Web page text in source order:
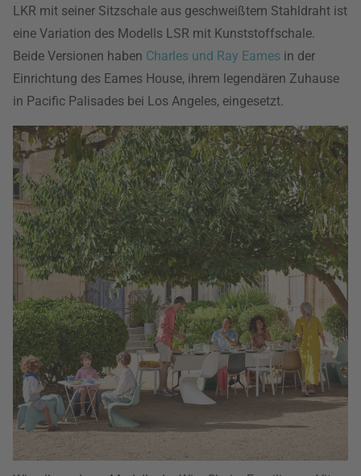
LKR mit seiner Sitzschale aus geschweißtem Stahldraht ist
eine Variation des Modells LSR mit Kunststoffschale.
Beide Versionen haben Charles und Ray Eames in der
Einrichtung des Eames House, ihrem legendären Zuhause
in Pacific Palisades bei Los Angeles, eingesetzt.